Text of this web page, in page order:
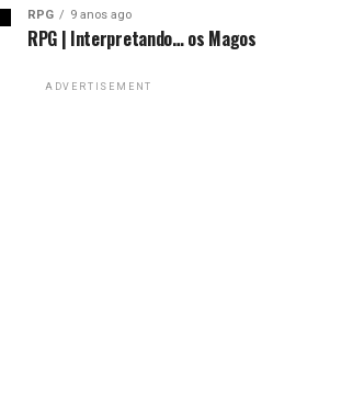
RPG 9 anos ago
RPG | Interpretando… os Magos
ADVERTISEMENT